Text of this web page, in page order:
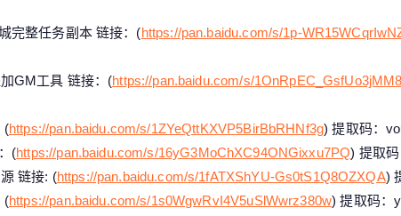
完整任务副本 链接：(https://pan.baidu.com/s/1p-
GM工具 链接：(https://pan.baidu.com/s/
(https://pan.baidu.com/s/1ZYeQttKXVP5BirBbRHNf3g) 提取码：
(https://pan.baidu.com/s/16yG3MoChXC94ONGixxu7PQ) 提取
链接: (https://pan.baidu.com/s/1fATXShYU-Gs0tS1Q8OZXQA)
(https://pan.baidu.com/s/1s0WgwRvI4V5uSlWwrz380w) 提取码：